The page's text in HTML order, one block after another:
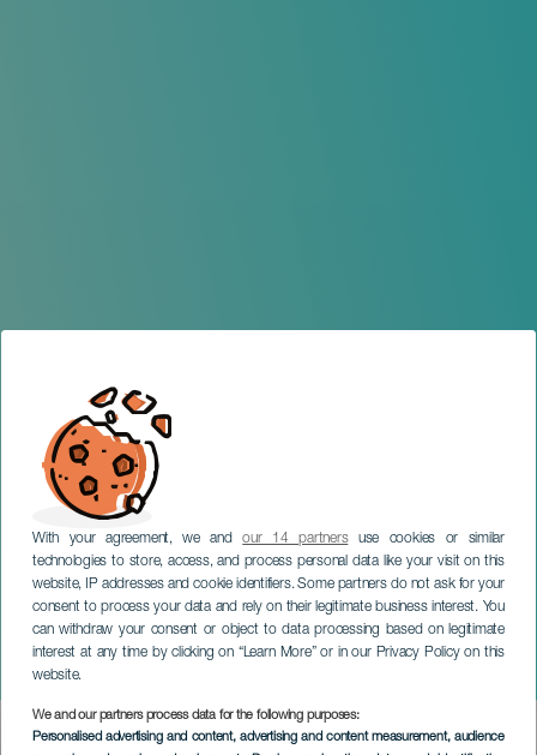
With your agreement, we andour 14 partnersuse cookies or similar
technologies to store, access, and process personal data like your visit on this
website, IP addresses and cookie identifiers. Some partners do not ask for your
consent to process your data and rely on their legitimate business interest. You
can withdraw your consent or object to data processing based on legitimate
interest at any time by clicking on “Learn More” or in our Privacy Policy on this
website.
We and our partners process data for the following purposes:
Personalised advertising and content, advertising and content measurement, audience
II Carnaval de día de Santa
Cruz de Tenerife
TENERIFE
Imagen